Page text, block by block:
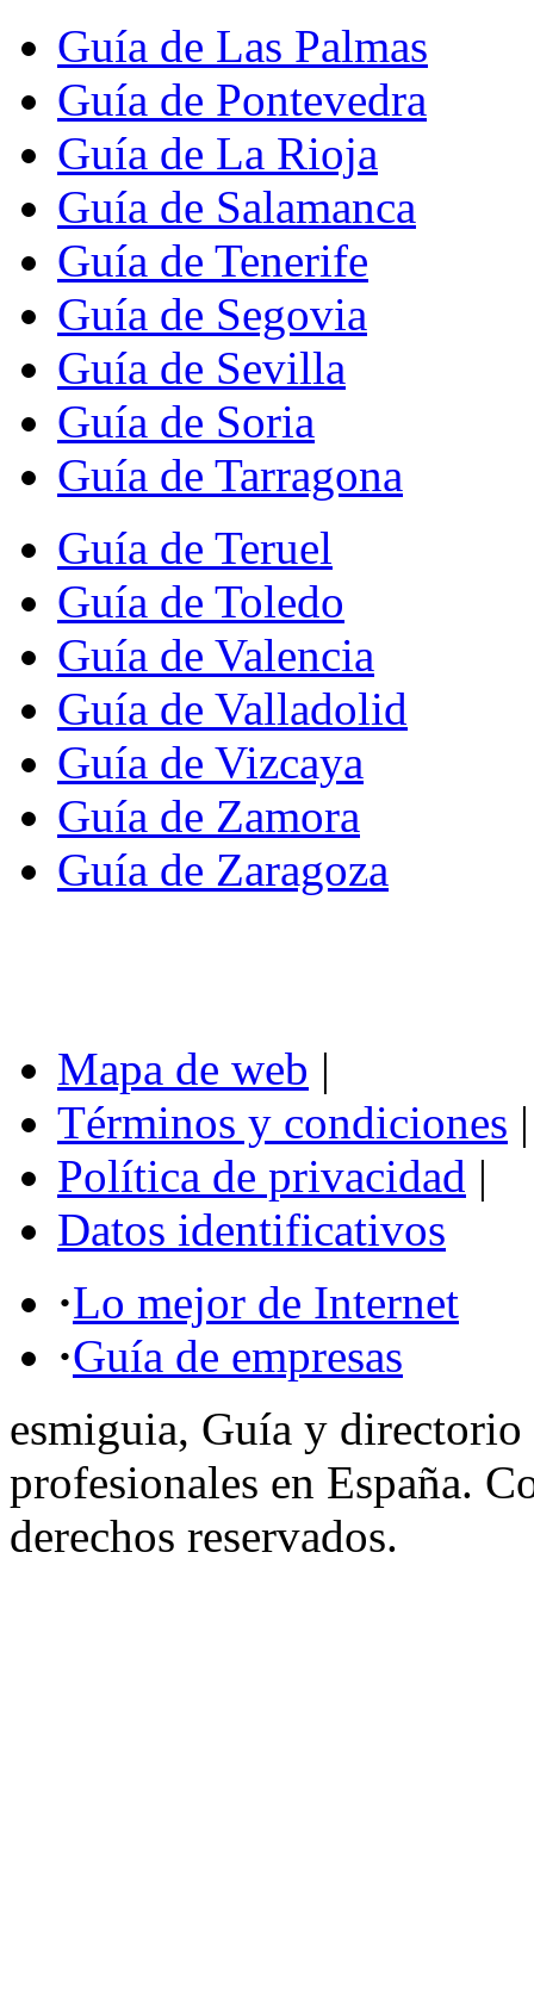
Guía de Las Palmas
Guía de Pontevedra
Guía de La Rioja
Guía de Salamanca
Guía de Tenerife
Guía de Segovia
Guía de Sevilla
Guía de Soria
Guía de Tarragona
Guía de Teruel
Guía de Toledo
Guía de Valencia
Guía de Valladolid
Guía de Vizcaya
Guía de Zamora
Guía de Zaragoza
Mapa de web |
Términos y condiciones |
Política de privacidad |
Datos identificativos
·Lo mejor de Internet
·Guía de empresas
esmiguia, Guía y directorio
profesionales en España.
derechos reservados.